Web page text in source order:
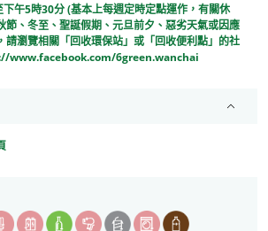
午5時30分 (基本上每週定時定點運作，有關休
節、冬至、聖誕假期、元旦前夕、惡劣天氣或因應
請瀏覽相關「回收環保站」或「回收便利點」的社
www.facebook.com/6green.wanchai